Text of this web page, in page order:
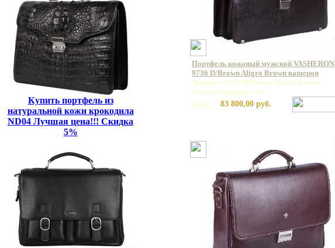
Купить портфель из
натуральной кожи крокодила
ND04 Лучшая цена!!! Скидка
5%
Портфель кожаный мужской VASHERON
9736 D/Brown Aligro Brown вашерон
Артикул: 9736 D/Brown Aligro Brown
Базовая единица: шт
Цена:
83 800,00 руб.